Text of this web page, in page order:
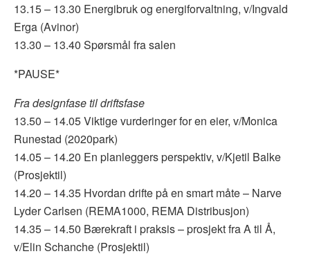
13.15 – 13.30 Energibruk og energiforvaltning, v/Ingvald
Erga (Avinor)
13.30 – 13.40 Spørsmål fra salen
*PAUSE*
Fra designfase til driftsfase
13.50 – 14.05 Viktige vurderinger for en eier, v/Monica
Runestad (2020park)
14.05 – 14.20 En planleggers perspektiv, v/Kjetil Balke
(Prosjektil)
14.20 – 14.35 Hvordan drifte på en smart måte – Narve
Lyder Carlsen (REMA1000, REMA Distribusjon)
14.35 – 14.50 Bærekraft i praksis – prosjekt fra A til Å,
v/Elin Schanche (Prosjektil)